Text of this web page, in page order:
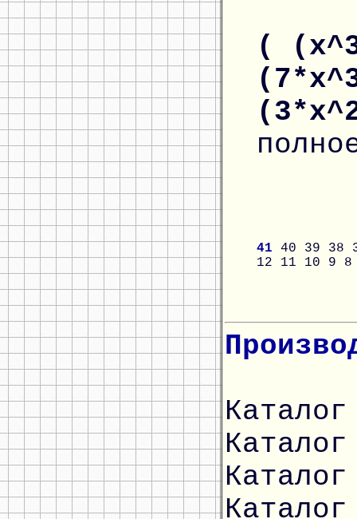
(
41 40 39 38
12
11 10 9 8